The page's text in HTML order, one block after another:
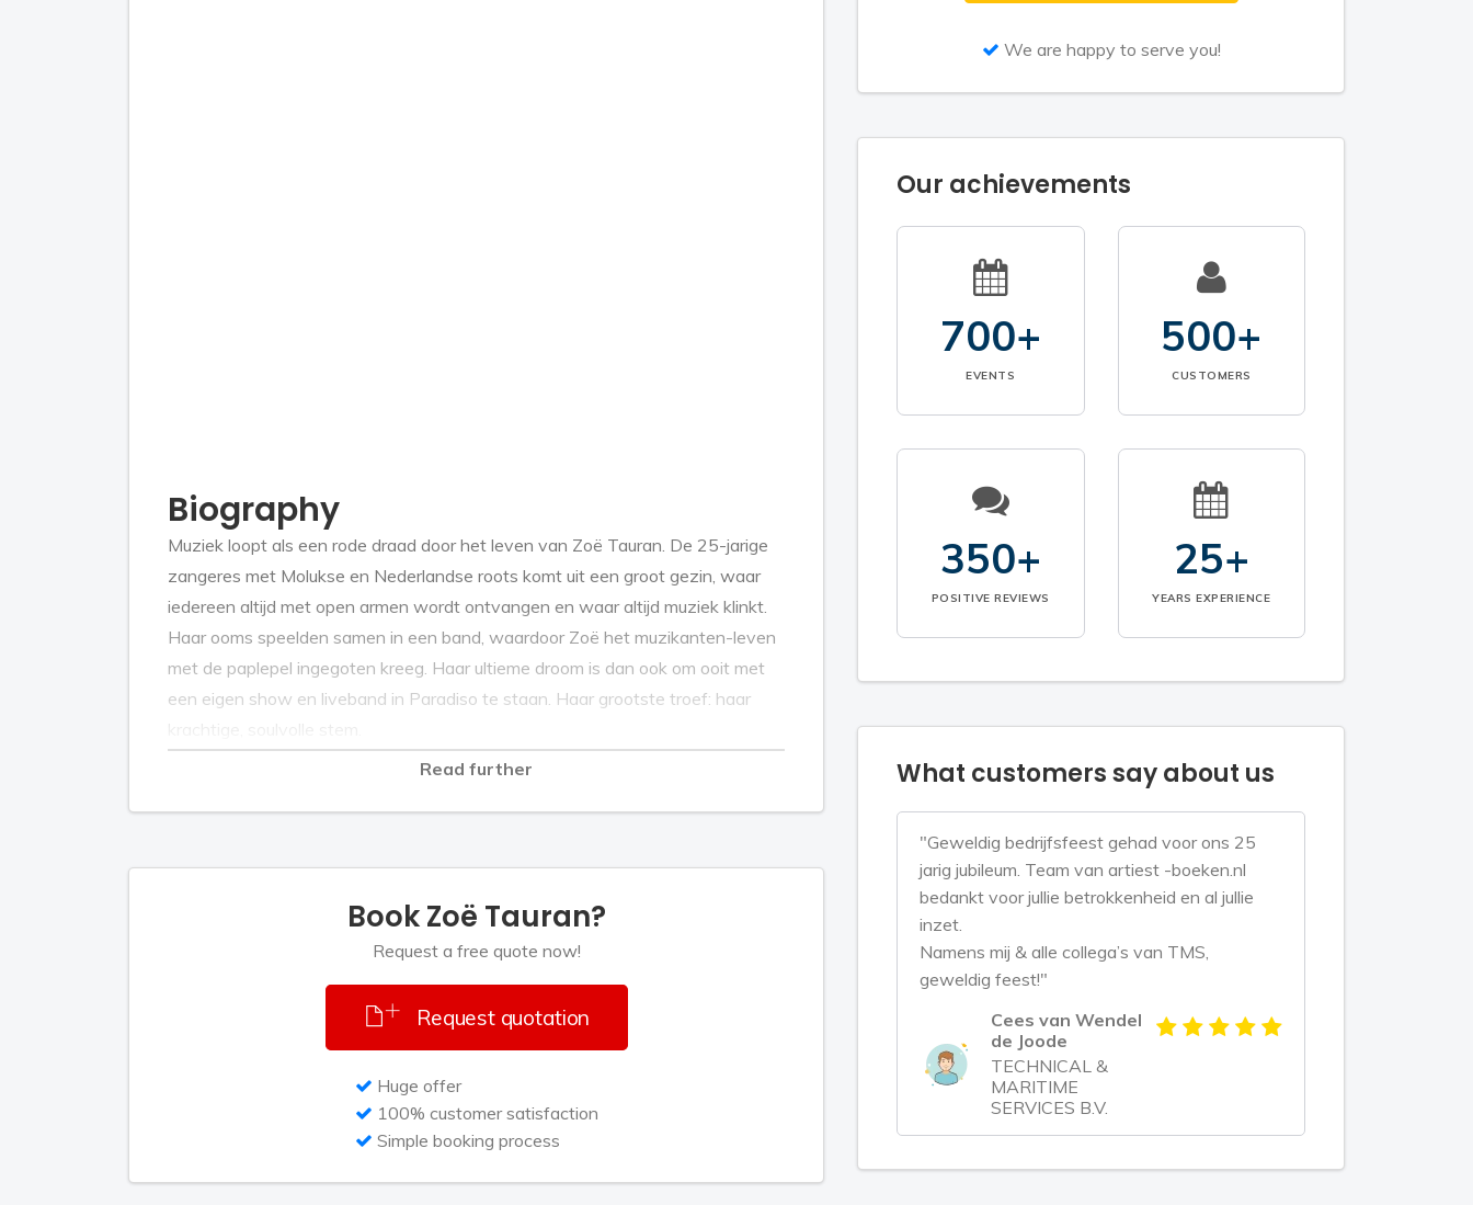
Biography
Muziek loopt als een rode draad door het leven van Zoë Tauran. De 25-jarige
zangeres met Molukse en Nederlandse roots komt uit een groot gezin, waar
iedereen altijd met open armen wordt ontvangen en waar altijd muziek klinkt.
Haar ooms speelden samen in een band, waardoor Zoë het muzikanten-leven
met de paplepel ingegoten kreeg. Haar ultieme droom is dan ook om ooit met
een eigen show en liveband in Paradiso te staan. Haar grootste troef: haar
Deze auditie was zo ongelofelijk goed, dat het viertal gelijk een ticket kreeg
voor de liveshows. Uiteindelijk leverde hun deelname TP4Y haar eerste
platencontract op. Voor de succesvolle auditie bij Holland's Got Talent had Zoë
Tauran al ervaring opgedaan bij een ander programma, namelijk The Voice Kids.
In 2021 liet zij de stoelen van Marco Borsato en Nick & Simon draaien toen ze
artiest op tracks van CHO, Jonna Fraser en Bilal Wahib.
Read further
Book Zoë Tauran?
Request a free quote now!
Request quotation
Huge offer
100% customer satisfaction
Simple booking process
We are happy to serve you!
Our achievements
700+
EVENTS
500+
CUSTOMERS
350+
POSITIVE REVIEWS
25+
YEARS EXPERIENCE
What customers say about us
"Geweldig bedrijfsfeest gehad voor ons 25
jarig jubileum. Team van artiest -boeken.nl
bedankt voor jullie betrokkenheid en al jullie
inzet.
Namens mij & alle collega’s van TMS,
geweldig feest!"
Cees van Wendel
de Joode
TECHNICAL &
MARITIME
SERVICES B.V.